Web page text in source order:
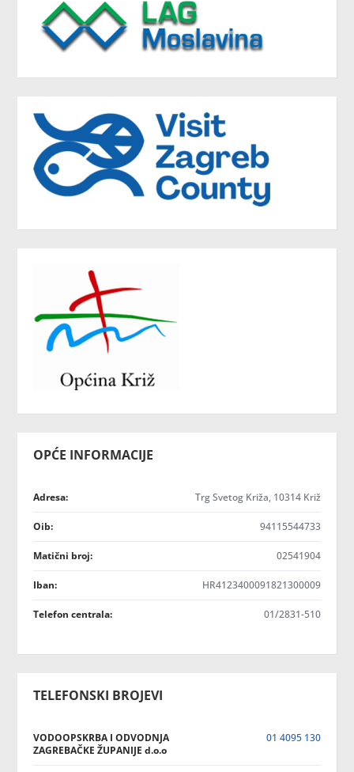
OPĆE INFORMACIJE
Adresa: Trg Svetog Križa, 10314 Križ
Oib: 94115544733
Matični broj: 02541904
Iban: HR4123400091821300009
Telefon centrala: 01/2831-510
TELEFONSKI BROJEVI
VODOOPSKRBA I ODVODNJA
ZAGREBAČKE ŽUPANIJE d.o.o
01 4095 130